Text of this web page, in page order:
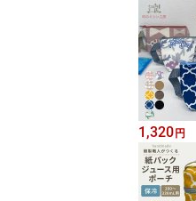
1,320円